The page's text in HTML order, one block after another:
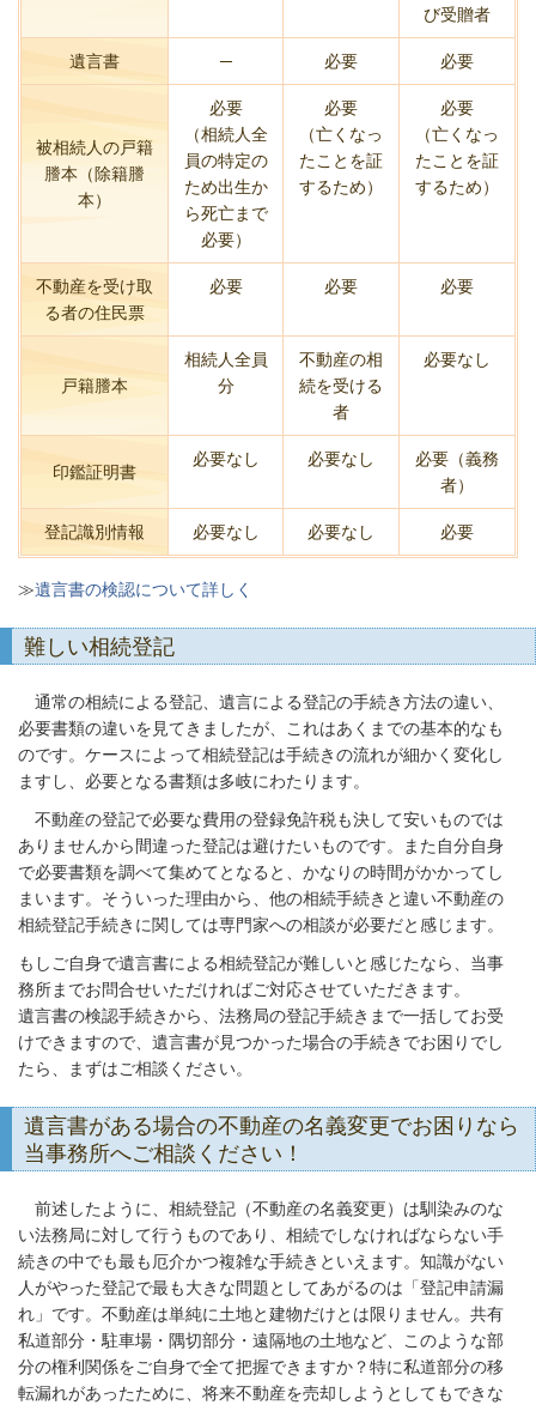
び受贈者
遺言書 ─ 必要 必要
被相続人の戸籍
謄本（除籍謄
本）
必要
（相続人全
員の特定の
ため出生か
ら死亡まで
必要）
必要
（亡くなっ
たことを証
するため）
必要
（亡くなっ
たことを証
するため）
不動産を受け取
る者の住民票
必要 必要 必要
戸籍謄本
相続人全員
分
不動産の相
続を受ける
者
必要なし
印鑑証明書
必要なし 必要なし
必要（義務
者）
登記識別情報 必要なし 必要なし 必要
≫遺言書の検認について詳しく
難しい相続登記
通常の相続による登記、遺言による登記の手続き方法の違い、
必要書類の違いを見てきましたが、これはあくまでの基本的なも
のです。ケースによって相続登記は手続きの流れが細かく変化し
ますし、必要となる書類は多岐にわたります。
不動産の登記で必要な費用の登録免許税も決して安いものでは
ありませんから間違った登記は避けたいものです。また自分自身
で必要書類を調べて集めてとなると、かなりの時間がかかってし
まいます。そういった理由から、他の相続手続きと違い不動産の
相続登記手続きに関しては専門家への相談が必要だと感じます。
もしご自身で遺言書による相続登記が難しいと感じたなら、当事
務所までお問合せいただければご対応させていただきます。
遺言書の検認手続きから、法務局の登記手続きまで一括してお受
けできますので、遺言書が見つかった場合の手続きでお困りでし
たら、まずはご相談ください。
遺言書がある場合の不動産の名義変更でお困りなら
当事務所へご相談ください！
前述したように、相続登記（不動産の名義変更）は馴染みのな
い法務局に対して行うものであり、相続でしなければならない手
続きの中でも最も厄介かつ複雑な手続きといえます。知識がない
人がやった登記で最も大きな問題としてあがるのは「登記申請漏
れ」です。不動産は単純に土地と建物だけとは限りません。共有
私道部分・駐車場・隅切部分・遠隔地の土地など、このような部
分の権利関係をご自身で全て把握できますか？特に私道部分の移
転漏れがあったために、将来不動産を売却しようとしてもできな